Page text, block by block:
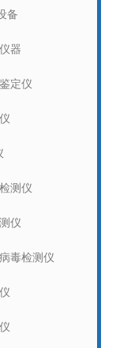
备
器
定仪
测仪
仪
毒检测仪